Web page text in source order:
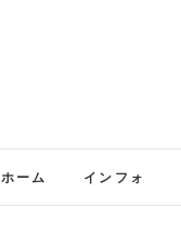
ホーム インフォ